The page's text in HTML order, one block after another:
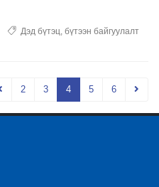
Дэд бүтэц, бүтээн байгуулалт
2 3 4 5 6